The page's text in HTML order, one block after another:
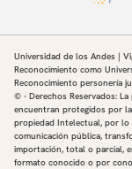
Universidad de los Andes |
Reconocimiento como
Reconocimiento personería
© - Derechos Reservados:
encuentran protegidos por
propiedad Intelectual, por
comunicación pública,
importación, total o parcial,
formato conocido o por